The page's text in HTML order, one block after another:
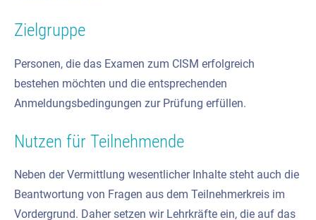
Zielgruppe
Personen, die das Examen zum CISM erfolgreich
bestehen möchten und die entsprechenden
Anmeldungsbedingungen zur Prüfung erfüllen.
Nutzen für Teilnehmende
Neben der Vermittlung wesentlicher Inhalte steht auch die
Beantwortung von Fragen aus dem Teilnehmerkreis im
Vordergrund. Daher setzen wir Lehrkräfte ein, die auf das